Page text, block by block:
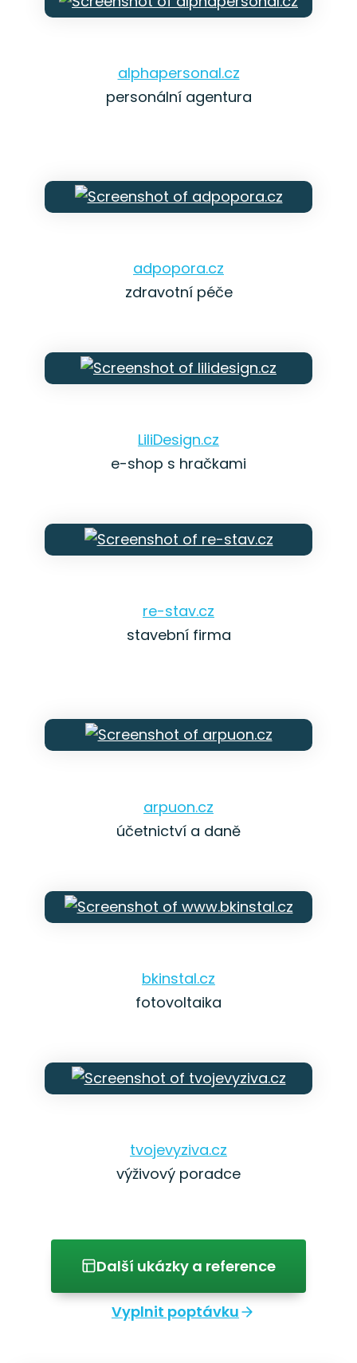
alphapersonal.cz
personální agentura
adpopora.cz
zdravotní péče
LiliDesign.cz
e-shop s hračkami
re-stav.cz
stavební firma
arpuon.cz
účetnictví a daně
bkinstal.cz
fotovoltaika
tvojevyziva.cz
výživový poradce
Další ukázky a reference
Vyplnit poptávku